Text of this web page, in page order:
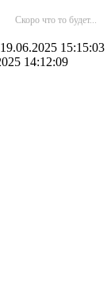
Скоро что то будет...
15:15:03
14:12:09